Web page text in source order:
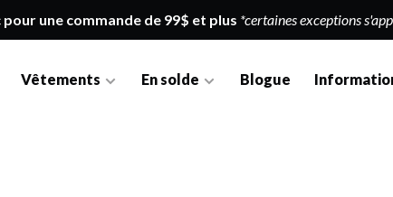
une commande de 99$ et plus *certaines exceptions
Vêtements En solde Blogue